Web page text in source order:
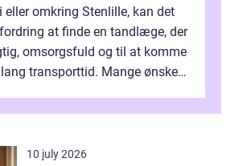
eller omkring Stenlille, kan det
at finde en tandlæge, der
omsorgsfuld og til at komme
transporttid. Mange ønsker
10 july 2026